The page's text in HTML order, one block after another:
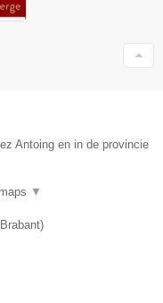
Antoing en in de provincie
▼
)